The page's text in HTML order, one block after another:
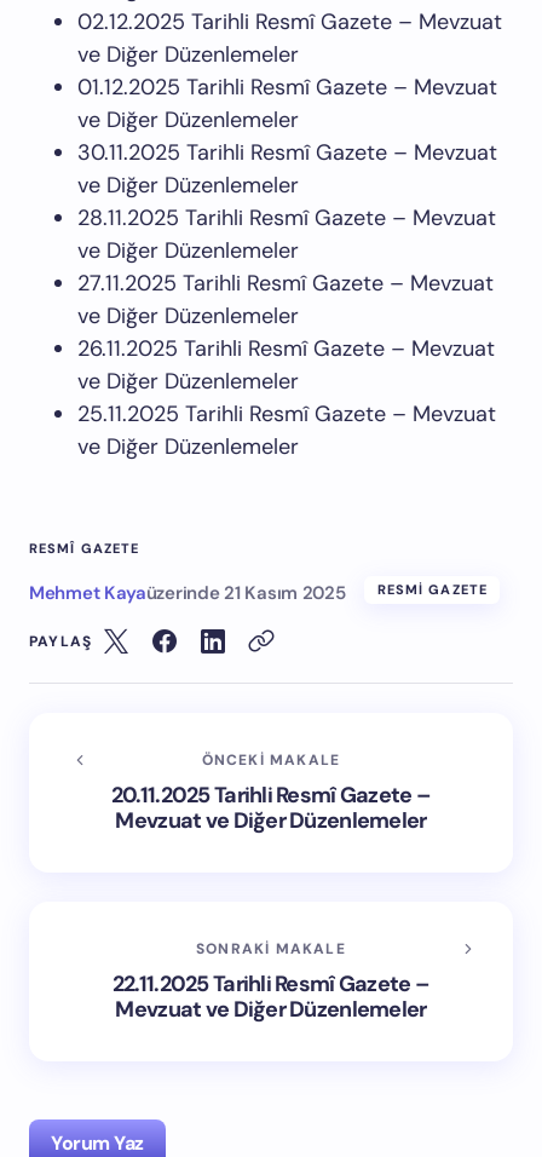
02.12.2025 Tarihli Resmî Gazete – Mevzuat
ve Diğer Düzenlemeler
01.12.2025 Tarihli Resmî Gazete – Mevzuat
ve Diğer Düzenlemeler
30.11.2025 Tarihli Resmî Gazete – Mevzuat
ve Diğer Düzenlemeler
28.11.2025 Tarihli Resmî Gazete – Mevzuat
ve Diğer Düzenlemeler
27.11.2025 Tarihli Resmî Gazete – Mevzuat
ve Diğer Düzenlemeler
26.11.2025 Tarihli Resmî Gazete – Mevzuat
ve Diğer Düzenlemeler
25.11.2025 Tarihli Resmî Gazete – Mevzuat
ve Diğer Düzenlemeler
RESMÎ GAZETE
Mehmet Kayaüzerinde 21 Kasım 2025 RESMI GAZETE
PAYLAŞ
ÖNCEKI MAKALE
20.11.2025 Tarihli Resmî Gazete –
Mevzuat ve Diğer Düzenlemeler
SONRAKI MAKALE
22.11.2025 Tarihli Resmî Gazete –
Mevzuat ve Diğer Düzenlemeler
Yorum Yaz